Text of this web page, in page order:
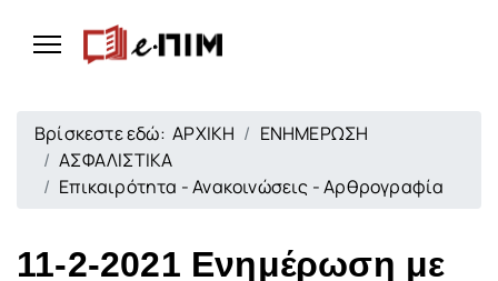
Βρίσκεστε εδώ:ΑΡΧΙΚΗ
ΕΝΗΜΕΡΩΣΗ
ΑΣΦΑΛΙΣΤΙΚΑ
Επικαιρότητα - Ανακοινώσεις - Αρθρογραφία
11-2-2021 Ενημέρωση με